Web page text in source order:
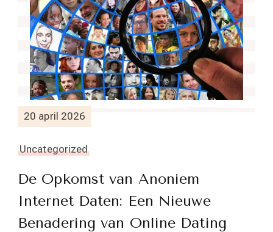
20 april 2026
Uncategorized
De Opkomst van Anoniem
Internet Daten: Een Nieuwe
Benadering van Online Dating